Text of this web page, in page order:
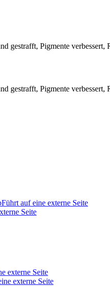
gestrafft, Pigmente verbessert,
gestrafft, Pigmente verbessert,
Führt auf eine externe Seite
Seite
externe Seite
externe Seite